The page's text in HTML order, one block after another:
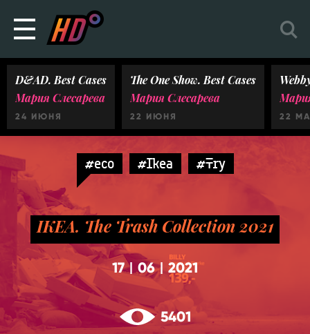
D&AD. Best Cases
Мария Слесарева
24 ИЮНЯ
The One Show. Best Cases
Мария Слесарева
22 ИЮНЯ 22
#eco #Ikea #Try
IKEA. The Trash Collection 2021
17| 06|2021
5401